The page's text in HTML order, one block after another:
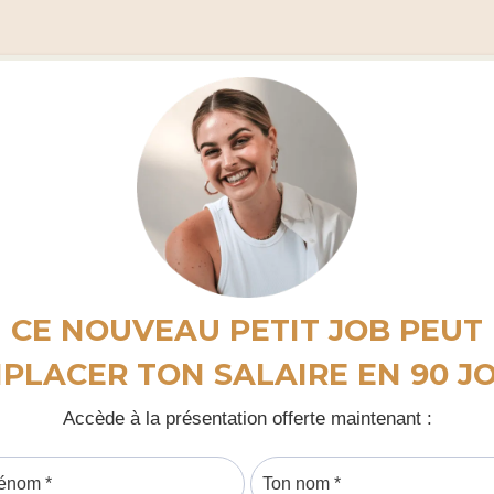
CE NOUVEAU PETIT JOB PEUT
TON SALAIRE EN 90
Accède à la présentation offerte maintenant :